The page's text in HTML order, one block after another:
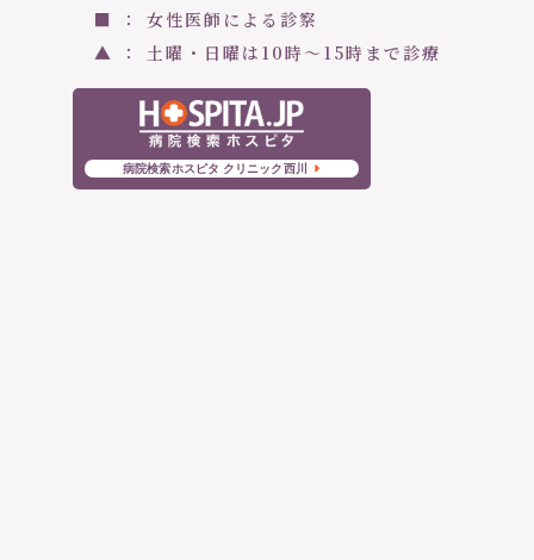
■ ： 女性医師による診察
▲ ： 土曜・日曜は10時〜15時まで診療
病院検索ホスピタ クリニック西川